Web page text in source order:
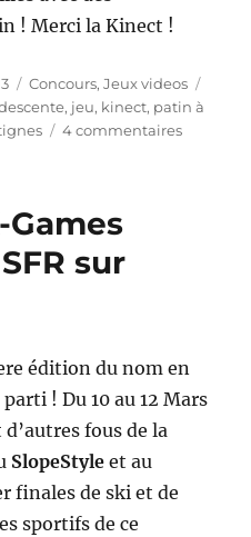
! Merci la Kinect !
Catégories
Concours,Jeux videos
, jeu, kinect, patin à
4 commentairessur
sur
édition du nom en
! Du 10 au 12 Mars
d’autres fous de la
SlopeStyle et au
finales de ski et de
sportifs de ce